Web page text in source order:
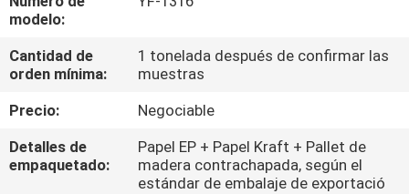
CONTROL
DE
CONTÁCTENOS
modelo:
Cantidad de
orden mínima:
1 tonelada después de confirmar las
muestras
Precio:
Negociable
Detalles de
empaquetado:
Papel EP + Papel Kraft + Pallet de
madera contrachapada, según el
estándar de embalaje de exportació